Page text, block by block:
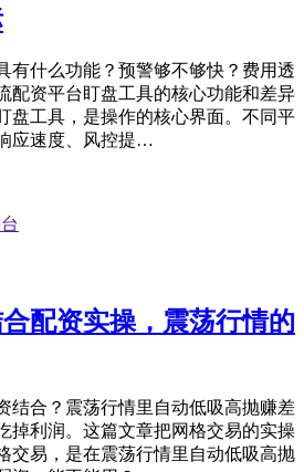
有什么功能？预警够不够快？费用透
配资平台盯盘工具的核心功能和差异
盘工具，是操作的核心界面。不同平
应速度、风控提…
配资实操，震荡行情的
结合？震荡行情里自动低吸高抛赚差
掉利润。这篇文章把网格交易的实操
交易，是在震荡行情里自动低吸高抛